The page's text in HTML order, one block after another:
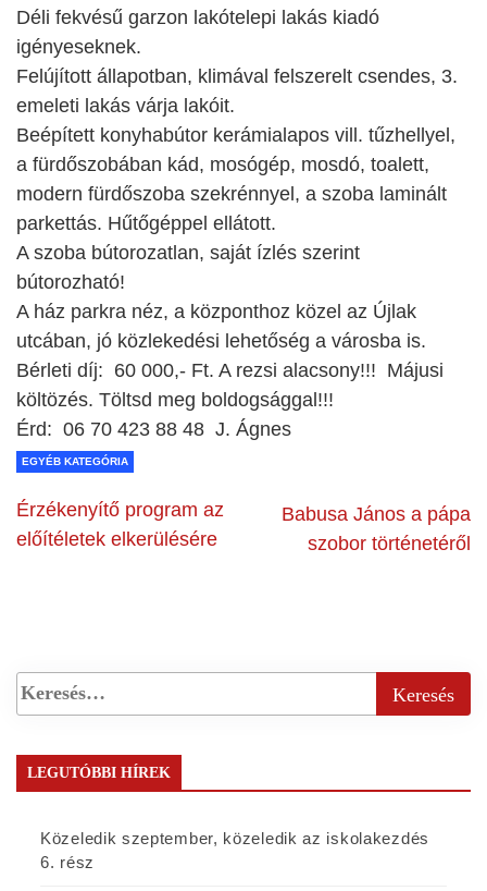
Déli fekvésű garzon lakótelepi lakás kiadó
igényeseknek.
Felújított állapotban, klimával felszerelt csendes, 3.
emeleti lakás várja lakóit.
Beépített konyhabútor kerámialapos vill. tűzhellyel,
a fürdőszobában kád, mosógép, mosdó, toalett,
modern fürdőszoba szekrénnyel, a szoba laminált
parkettás. Hűtőgéppel ellátott.
A szoba bútorozatlan, saját ízlés szerint
bútorozható!
A ház parkra néz, a központhoz közel az Újlak
utcában, jó közlekedési lehetőség a városba is.
Bérleti díj: 60 000,- Ft. A rezsi alacsony!!! Májusi
költözés. Töltsd meg boldogsággal!!!
Érd: 06 70 423 88 48 J. Ágnes
EGYÉB KATEGÓRIA
Érzékenyítő program az
előítéletek elkerülésére
Babusa János a pápa
szobor történetéről
LEGUTÓBBI HÍREK
Közeledik szeptember, közeledik az iskolakezdés
6. rész